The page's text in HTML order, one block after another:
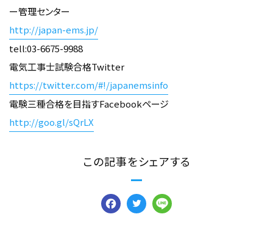
ー管理センター
http://japan-ems.jp/
tell:03-6675-9988
電気工事士試験合格Twitter
https://twitter.com/#!/japanemsinfo
電験三種合格を目指すFacebookページ
http://goo.gl/sQrLX
この記事をシェアする
Facebook
Twitter